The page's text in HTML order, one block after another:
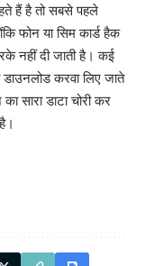
हैं है तो सबसे पहले
फोन या सिम कार्ड हैक
नहीं दी जाती है। कई
करवा लिए जाते
सारा डाटा चोरी कर